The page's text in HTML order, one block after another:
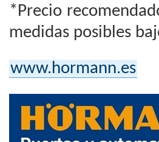
*Precio
medidas posibles
www.hormann.es